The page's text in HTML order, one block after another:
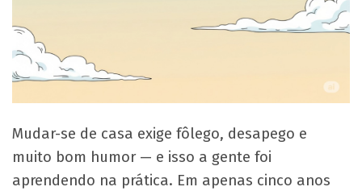
Mudar-se de casa exige fôlego, desapego e
muito bom humor — e isso a gente foi
aprendendo na prática. Em apenas cinco anos